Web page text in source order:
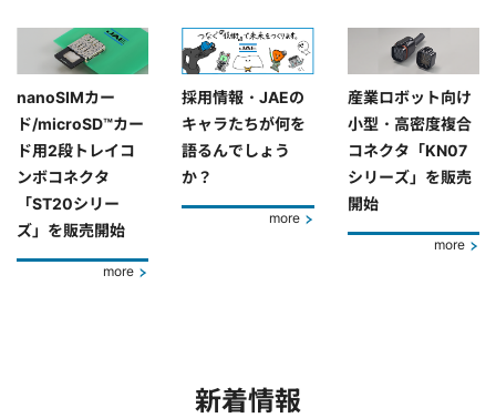
nanoSIMカー
ド/microSD™カー
ド用2段トレイコ
ンボコネクタ
「ST20シリー
ズ」を販売開始
more
採用情報・JAEの
キャラたちが何を
語るんでしょう
か？
more
産業ロボット向け
小型・高密度複合
コネクタ「KN07
シリーズ」を販売
開始
more
新着情報